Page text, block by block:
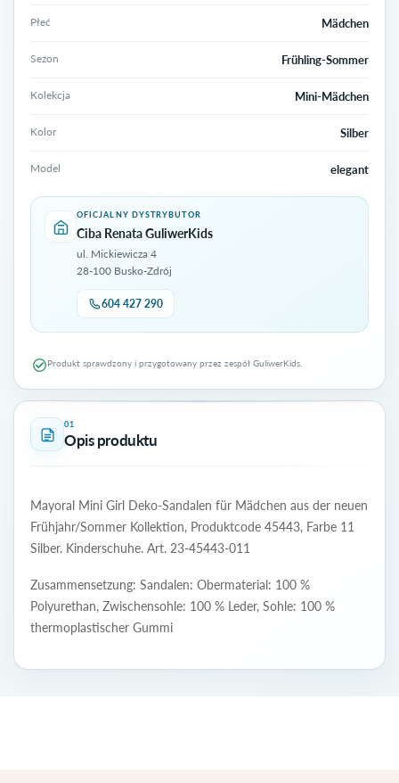
01
Opis produktu
Mayoral Mini Girl Deko-Sandalen für Mädchen aus der neuen
Frühjahr/Sommer Kollektion, Produktcode 45443, Farbe 11
Silber. Kinderschuhe. Art. 23-45443-011
Zusammensetzung: Sandalen: Obermaterial: 100 %
Polyurethan, Zwischensohle: 100 % Leder, Sohle: 100 %
thermoplastischer Gummi
Płeć Mädchen
Sezon Frühling-Sommer
Kolekcja Mini-Mädchen
Kolor Silber
Model elegant
OFICJALNY DYSTRYBUTOR
Ciba Renata GuliwerKids
ul. Mickiewicza 4
28-100 Busko-Zdrój
604 427 290
Produkt sprawdzony i przygotowany przez zespół GuliwerKids.